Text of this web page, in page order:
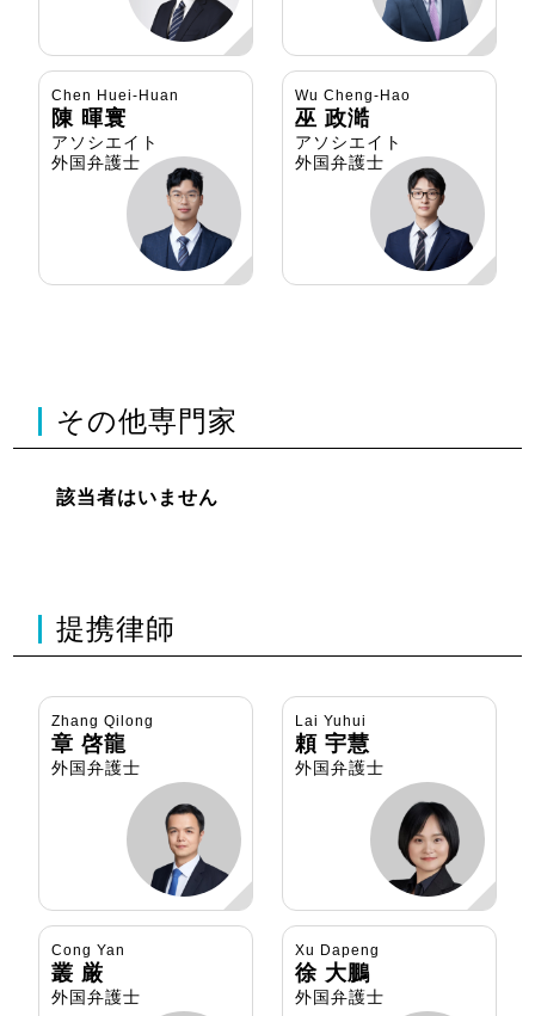
Chen Huei-Huan
陳 暉寰
アソシエイト
外国弁護士
Wu Cheng-Hao
巫 政澔
アソシエイト
外国弁護士
その他専門家
該当者はいません
提携律師
Zhang Qilong
章 啓龍
外国弁護士
Lai Yuhui
頼 宇慧
外国弁護士
Cong Yan
叢 厳
外国弁護士
Xu Dapeng
徐 大鵬
外国弁護士